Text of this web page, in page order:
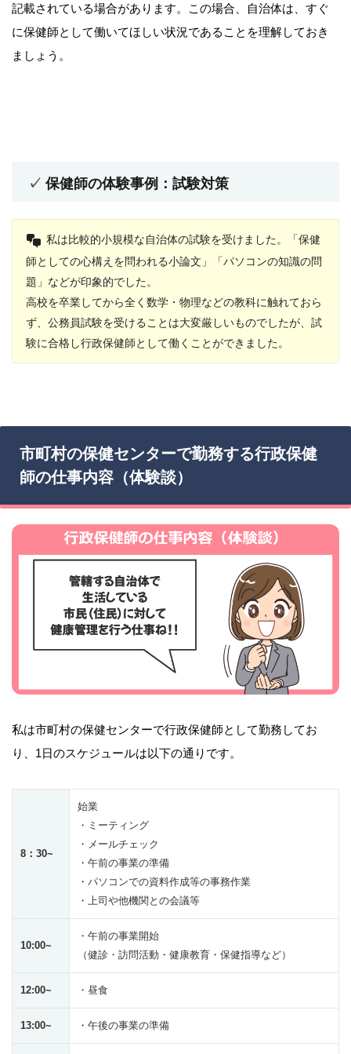
記載されている場合があります。この場合、自治体は、すぐ
に保健師として働いてほしい状況であることを理解しておき
ましょう。
保健師の体験事例：試験対策
私は比較的小規模な自治体の試験を受けました。「保健
師としての心構えを問われる小論文」「パソコンの知識の問
題」などが印象的でした。
高校を卒業してから全く数学・物理などの教科に触れておら
ず、 公務員試験を受けることは大変厳しいものでしたが、試
験に合格し行政保健師として働くことができました。
市町村の保健センターで勤務する行政保健
師の仕事内容（体験談）
私は市町村の保健センターで行政保健師として勤務してお
り、1日のスケジュールは以下の通りです。
8：30~
始業
・ミーティング
・メールチェック
・午前の事業の準備
・パソコンでの資料作成等の事務作業
・上司や他機関との会議等
10:00~
・午前の事業開始
（健診・訪問活動・健康教育・保健指導など）
12:00~ ・昼食
13:00~ ・午後の事業の準備